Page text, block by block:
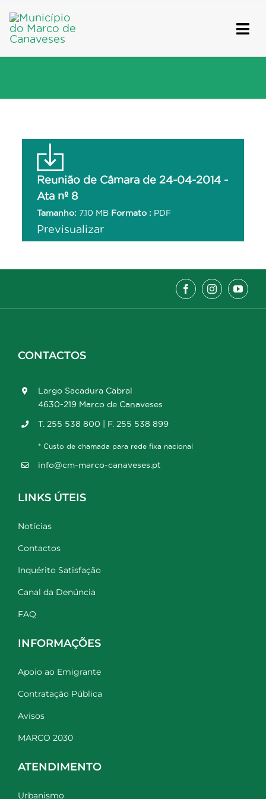
to
content
Reunião de Câmara de 24-04-2014 -
Ata nº 8
Tamanho: 7.10 MB Formato : PDF
Previsualizar
CONTACTOS
Largo Sacadura Cabral
4630-219 Marco de Canaveses
T. 255 538 800 | F. 255 538 899
* Custo de chamada para rede fixa nacional
info@cm-marco-canaveses.pt
LINKS ÚTEIS
Notícias
Contactos
Inquérito Satisfação
Canal da Denúncia
FAQ
INFORMAÇÕES
Apoio ao Emigrante
Contratação Pública
Avisos
MARCO 2030
ATENDIMENTO
Urbanismo